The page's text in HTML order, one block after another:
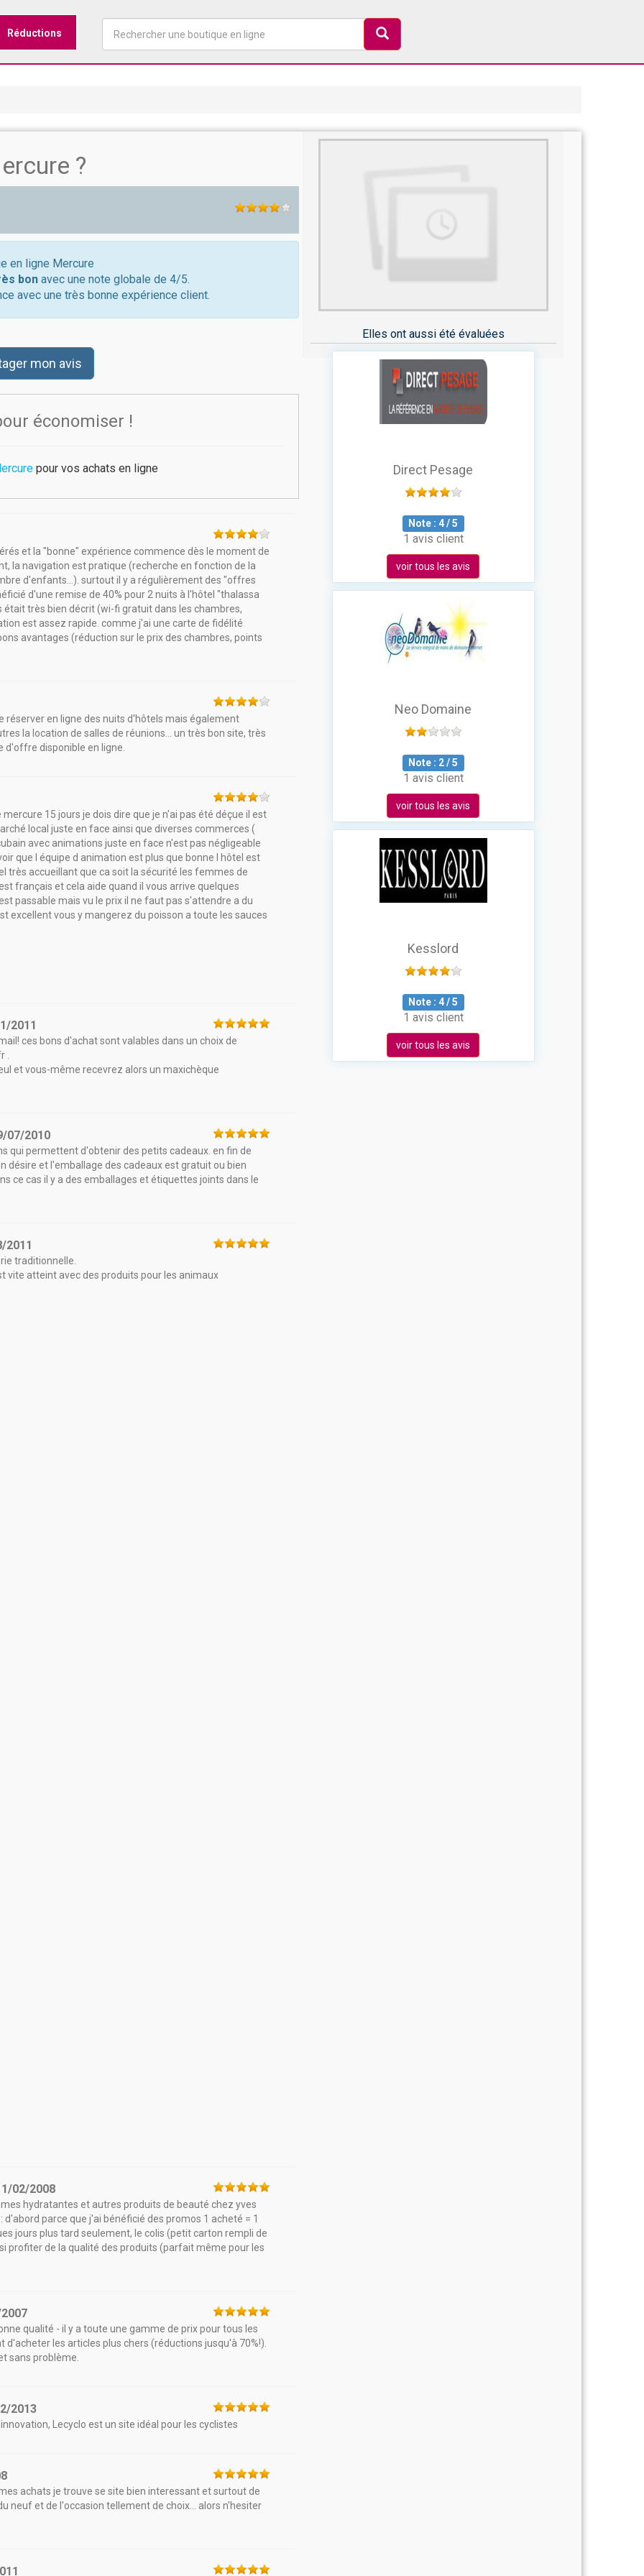
Réductions
?
en ligne Mercure
bon avec une note globale de 4/5.
avec une très bonne expérience client.
mon avis
économiser !
pour vos achats en ligne
et la "bonne" expérience commence dès le moment de
la navigation est pratique (recherche en fonction de la
d'enfants...). surtout il y a régulièrement des "offres
d'une remise de 40% pour 2 nuits à l'hôtel "thalassa
très bien décrit (wi-fi gratuit dans les chambres,
est assez rapide. comme j'ai une carte de fidélité
avantages (réduction sur le prix des chambres, points
réserver en ligne des nuits d'hôtels mais également
la location de salles de réunions... un très bon site, très
d'offre disponible en ligne.
15 jours je dois dire que je n'ai pas été déçue il est
local juste en face ainsi que diverses commerces (
avec animations juste en face n'est pas négligeable
que l équipe d animation est plus que bonne l hôtel est
très accueillant que ca soit la sécurité les femmes de
français et cela aide quand il vous arrive quelques
passable mais vu le prix il ne faut pas s'attendre a du
excellent vous y mangerez du poisson a toute les sauces
2011
ces bons d'achat sont valables dans un choix de
.
et vous-même recevrez alors un maxichèque
07/2010
qui permettent d'obtenir des petits cadeaux. en fin de
désire et l'emballage des cadeaux est gratuit ou bien
ce cas il y a des emballages et étiquettes joints dans le
2011
traditionnelle.
vite atteint avec des produits pour les animaux
02/2008
hydratantes et autres produits de beauté chez yves
parce que j'ai bénéficié des promos 1 acheté = 1
jours plus tard seulement, le colis (petit carton rempli de
profiter de la qualité des produits (parfait même pour les
qualité - il y a toute une gamme de prix pour tous les
les articles plus chers (réductions jusqu'à 70%!).
sans problème.
2013
Lecyclo est un site idéal pour les cyclistes
achats je trouve se site bien interessant et surtout de
neuf et de l'occasion tellement de choix... alors n'hesiter
Elles ont aussi été évaluées
Direct Pesage
Note : 4/5
1 avis client
voir tous les avis
Neo Domaine
Note : 2/5
1 avis client
voir tous les avis
Kesslord
Note : 4/5
1 avis client
voir tous les avis